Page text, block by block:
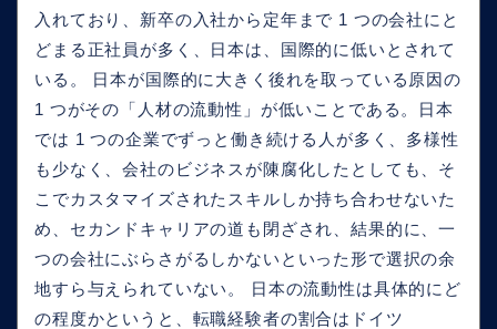
入れており、新卒の入社から定年まで 1 つの会社にと
どまる正社員が多く、日本は、国際的に低いとされて
いる。 日本が国際的に大きく後れを取っている原因の
1 つがその「人材の流動性」が低いことである。日本
では 1 つの企業でずっと働き続ける人が多く、多様性
も少なく、会社のビジネスが陳腐化したとしても、そ
こでカスタマイズされたスキルしか持ち合わせないた
め、セカンドキャリアの道も閉ざされ、結果的に、一
つの会社にぶらさがるしかないといった形で選択の余
地すら与えられていない。 日本の流動性は具体的にど
の程度かというと、転職経験者の割合はドイツ